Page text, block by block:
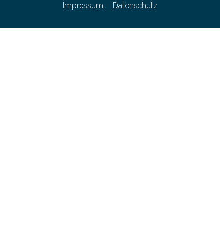
Impressum Datenschutz